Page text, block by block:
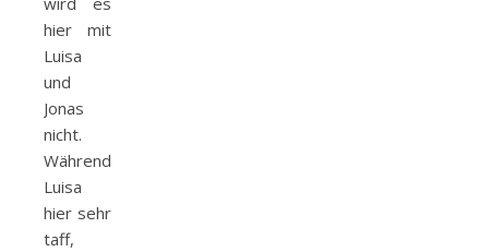
hier mit
Luisa
und
Jonas
nicht.
Während
Luisa
hier sehr
taff,